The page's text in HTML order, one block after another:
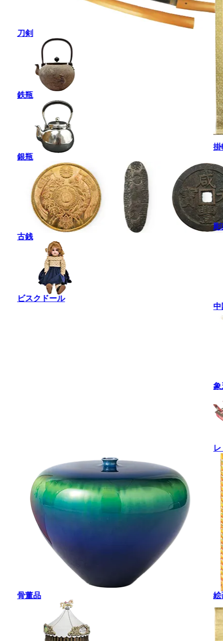
刀剣
鉄瓶
銀瓶
古銭
ビスクドール
掛
彫
中
象
骨董品 絵